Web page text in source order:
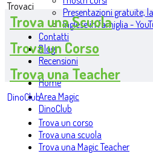
Presentazioni gratuite,
Inglese in famiglia -
Contatti
Blog
Recensioni
Home
Area Magic
DinoClub
Trova un corso
Trova una scuola
Trova una Magic Teacher
Trovaci
Trova una Scuola
Trova un Corso
Trova una Teacher
DinoClub